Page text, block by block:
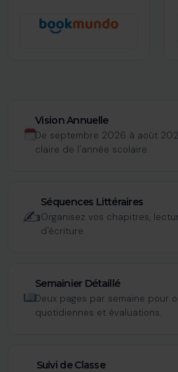
Vision Annuelle
De septembre 2026 à août
claire de l'année scolaire.
✍️
Séquences Littéraires
Organisez vos chapitres,
d'écriture.
Semainier Détaillé
Deux pages par semaine pour
quotidiennes et évaluations.
Suivi de Classe